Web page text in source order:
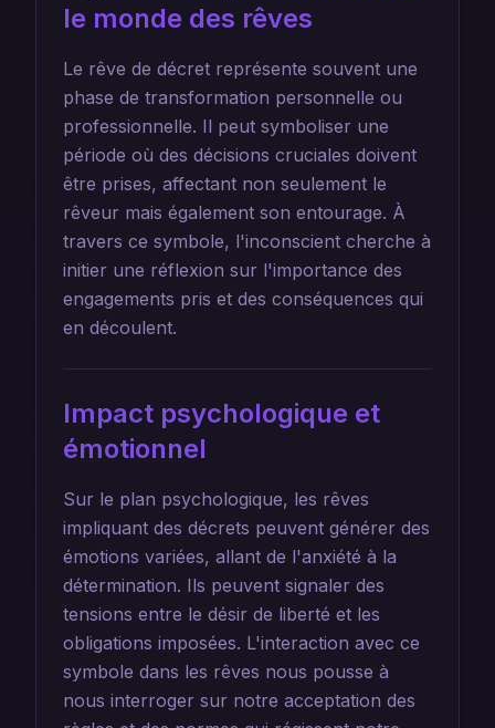
le monde des rêves
Le rêve de décret représente souvent une
phase de transformation personnelle ou
professionnelle. Il peut symboliser une
période où des décisions cruciales doivent
être prises, affectant non seulement le
rêveur mais également son entourage. À
travers ce symbole, l'inconscient cherche à
initier une réflexion sur l'importance des
engagements pris et des conséquences qui
en découlent.
Impact psychologique et
émotionnel
Sur le plan psychologique, les rêves
impliquant des décrets peuvent générer des
émotions variées, allant de l'anxiété à la
détermination. Ils peuvent signaler des
tensions entre le désir de liberté et les
obligations imposées. L'interaction avec ce
symbole dans les rêves nous pousse à
nous interroger sur notre acceptation des